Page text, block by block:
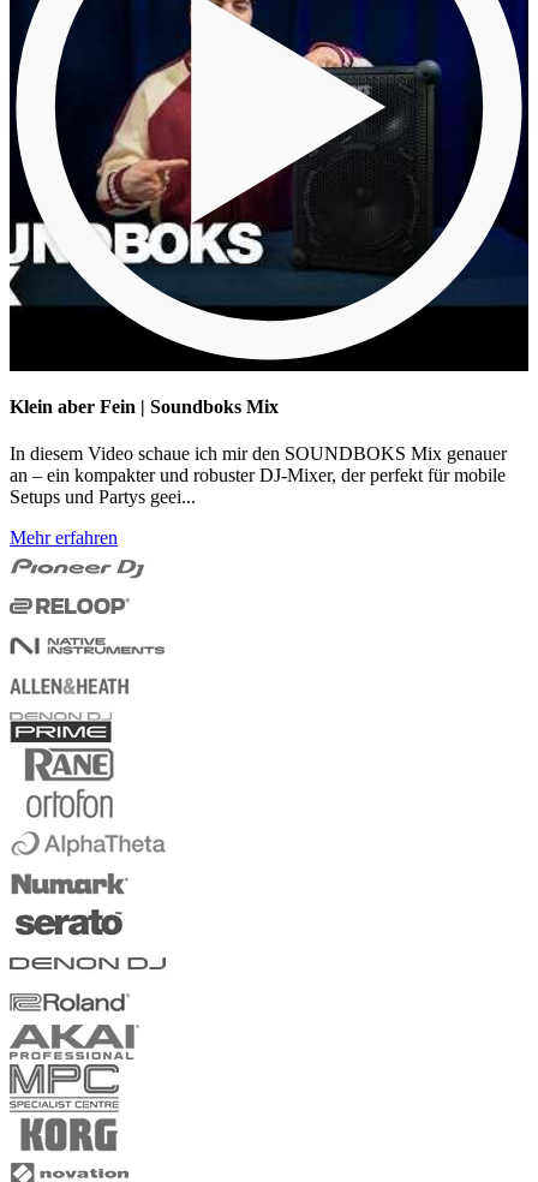
Klein aber Fein | Soundboks Mix
In diesem Video schaue ich mir den SOUNDBOKS Mix genauer
an – ein kompakter und robuster DJ-Mixer, der perfekt für mobile
Setups und Partys geei...
Mehr erfahren